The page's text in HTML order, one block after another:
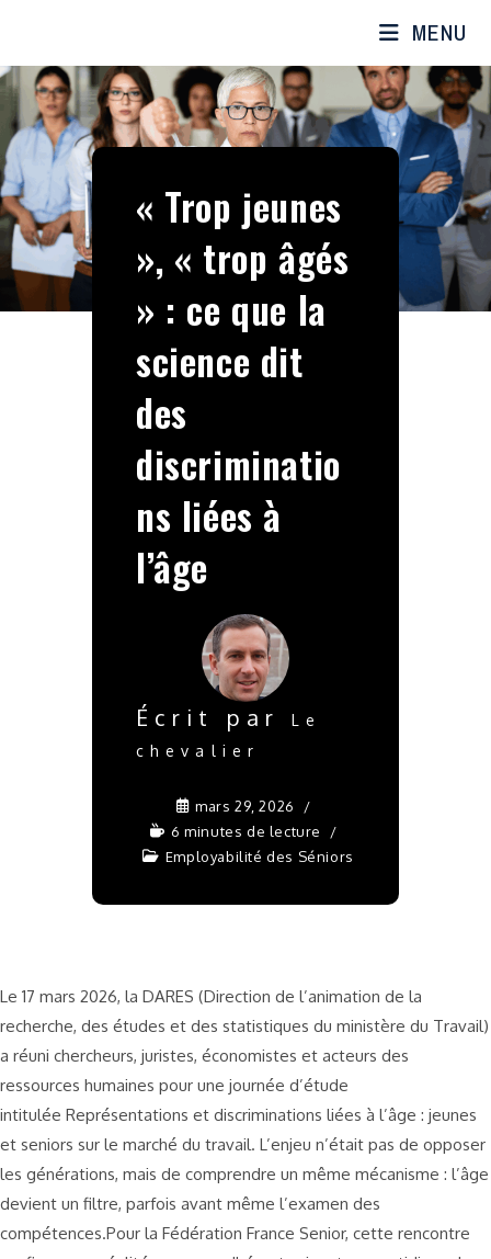
MENU
« Trop jeunes
», « trop âgés
» : ce que la
science dit
des
discriminatio
ns liées à
l’âge
Écrit par
Le
chevalier
mars 29, 2026
6 minutes de lecture
Employabilité des Séniors
Le 17 mars 2026, la DARES (Direction de l’animation de la
recherche, des études et des statistiques du ministère du Travail)
a réuni chercheurs, juristes, économistes et acteurs des
ressources humaines pour une journée d’étude
intitulée Représentations et discriminations liées à l’âge : jeunes
et seniors sur le marché du travail. L’enjeu n’était pas de opposer
les générations, mais de comprendre un même mécanisme : l’âge
devient un filtre, parfois avant même l’examen des
compétences.Pour la Fédération France Senior, cette rencontre